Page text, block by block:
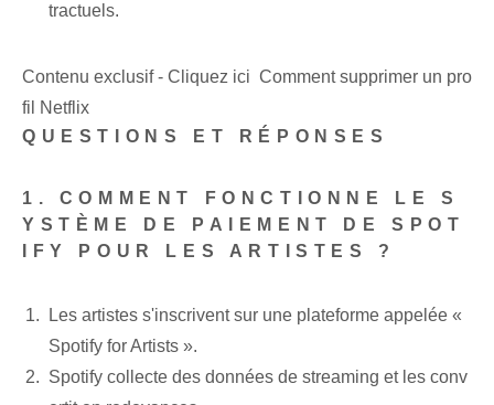
tractuels.
Contenu exclusif - Cliquez ici Comment supprimer un pro
fil Netflix
QUESTIONS ET RÉPONSES
1. COMMENT FONCTIONNE LE S
YSTÈME DE PAIEMENT DE SPOT
IFY POUR LES ARTISTES ?
Les artistes s'inscrivent sur une plateforme appelée «
Spotify for Artists ».
Spotify collecte des données de streaming et les conv